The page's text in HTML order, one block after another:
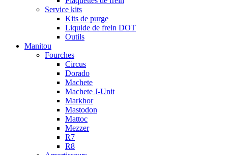
Service kits
Kits de purge
Liquide de frein DOT
Outils
Manitou
Fourches
Circus
Dorado
Machete
Machete J-Unit
Markhor
Mastodon
Mattoc
Mezzer
R7
R8